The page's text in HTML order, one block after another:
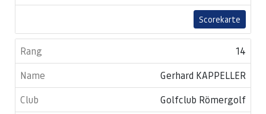
Scorekarte
14
Gerhard KAPPELLER
Golfclub Römergolf